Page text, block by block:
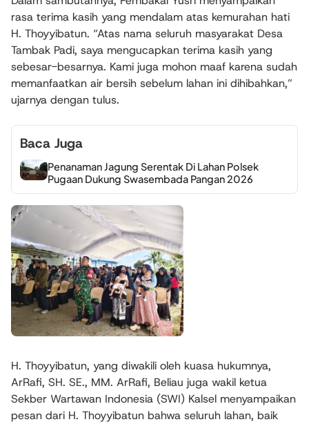
rasa terima kasih yang mendalam atas kemurahan hati
H. Thoyyibatun. “Atas nama seluruh masyarakat Desa
Tambak Padi, saya mengucapkan terima kasih yang
sebesar-besarnya. Kami juga mohon maaf karena sudah
memanfaatkan air bersih sebelum lahan ini dihibahkan,”
ujarnya dengan tulus.
Baca Juga
Penanaman Jagung Serentak Di Lahan Polsek
Pugaan Dukung Swasembada Pangan 2026
H. Thoyyibatun, yang diwakili oleh kuasa hukumnya,
ArRafi, SH. SE., MM. ArRafi, Beliau juga wakil ketua
Sekber Wartawan Indonesia (SWI) Kalsel menyampaikan
pesan dari H. Thoyyibatun bahwa seluruh lahan, baik